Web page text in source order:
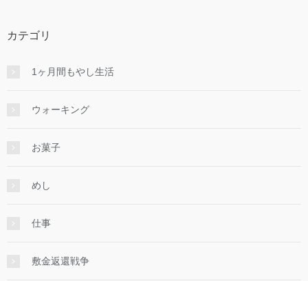
カテゴリ
1ヶ月間もやし生活
ウォーキング
お菓子
めし
仕事
敷金返還戦争